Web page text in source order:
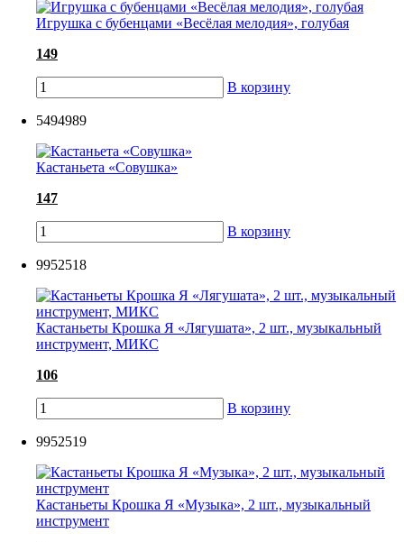
Игрушка с бубенцами «Весёлая мелодия», голубая
149
В корзину
5494989
Кастаньета «Совушка»
147
В корзину
9952518
Кастаньеты Крошка Я «Лягушата», 2 шт., музыкальный
инструмент, МИКС
106
В корзину
9952519
Кастаньеты Крошка Я «Музыка», 2 шт., музыкальный
инструмент